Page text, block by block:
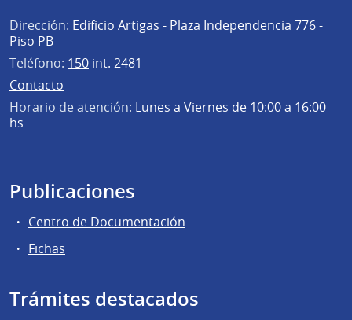
Dirección: Edificio Artigas - Plaza Independencia 776 -
Piso PB
Teléfono: 150 int. 2481
Contacto
Horario de atención: Lunes a Viernes de 10:00 a 16:00
hs
Publicaciones
Centro de Documentación
Fichas
Trámites destacados